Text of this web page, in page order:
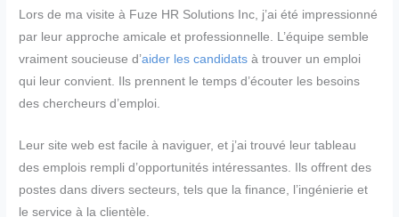
Lors de ma visite à Fuze HR Solutions Inc, j’ai été impressionné
par leur approche amicale et professionnelle. L’équipe semble
vraiment soucieuse d’aider les candidats à trouver un emploi
qui leur convient. Ils prennent le temps d’écouter les besoins
des chercheurs d’emploi.
Leur site web est facile à naviguer, et j’ai trouvé leur tableau
des emplois rempli d’opportunités intéressantes. Ils offrent des
postes dans divers secteurs, tels que la finance, l’ingénierie et
le service à la clientèle.